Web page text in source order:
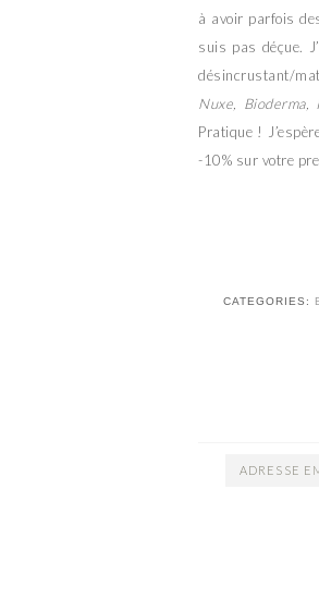
à avoir parfois
suis pas déçue.
désincrustant/
Nuxe, Bioderma,
Pratique !
-10% sur votre
CATEGORIES:
ADRESSE